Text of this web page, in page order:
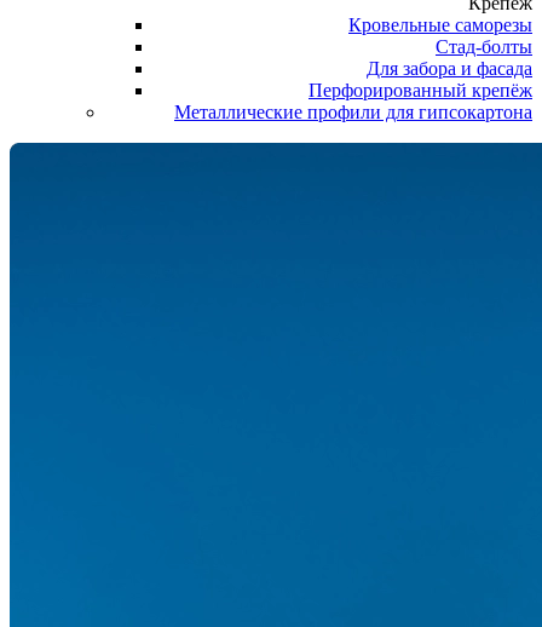
Кровельные саморезы
Стад-болты
Для забора и фасада
Перфорированный крепёж
Металлические профили для гипсокартона